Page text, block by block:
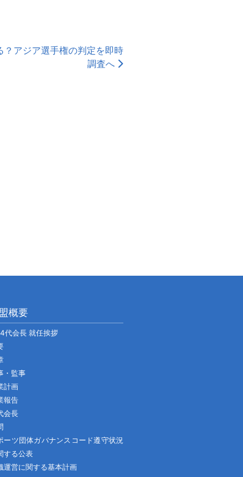
？アジア選手権の判定を即時
調査へ
概要
代会長 就任挨拶
・監事
計画
報告
会長
ーツ団体ガバナンスコード遵守状況
する公表
運営に関する基本計画